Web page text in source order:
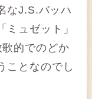
なJ.S.バッハ
ュゼット」
的でのどか
ことなのでし